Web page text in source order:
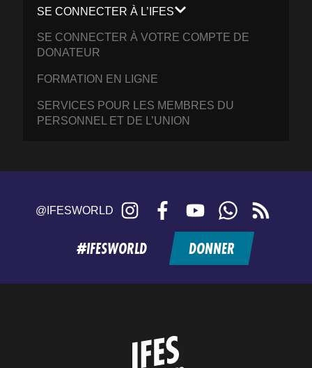
SE CONNECTER À L’IFES
SE CONNECTER À VOTRE COMPTE DE
DONATEUR
FORMATION EN LIGNE
SERVICES POUR LES MEMBRES DU
PERSONNEL ET DE L’UNION
@IFESWORLD Instagram FacebookYouTubeWhatsApp
feed
#IFESWORLD DONNER